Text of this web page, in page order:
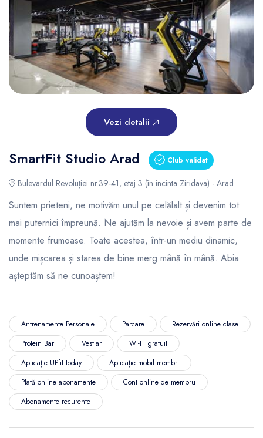
Vezi detalii
SmartFit Studio Arad Club validat
Bulevardul Revoluției nr.39-41, etaj 3 (în incinta Ziridava) - Arad
Suntem prieteni, ne motivăm unul pe celălalt și devenim tot
mai puternici împreună. Ne ajutăm la nevoie și avem parte de
momente frumoase. Toate acestea, într-un mediu dinamic,
unde mișcarea și starea de bine merg mână în mână. Abia
așteptăm să ne cunoaștem!
Antrenamente Personale Parcare
Rezervări online clase
Protein Bar
Vestiar
Wi-Fi gratuit
Aplicație UPfit.today
Aplicație mobil membri
Plată online abonamente
Cont online de membru
Abonamente recurente